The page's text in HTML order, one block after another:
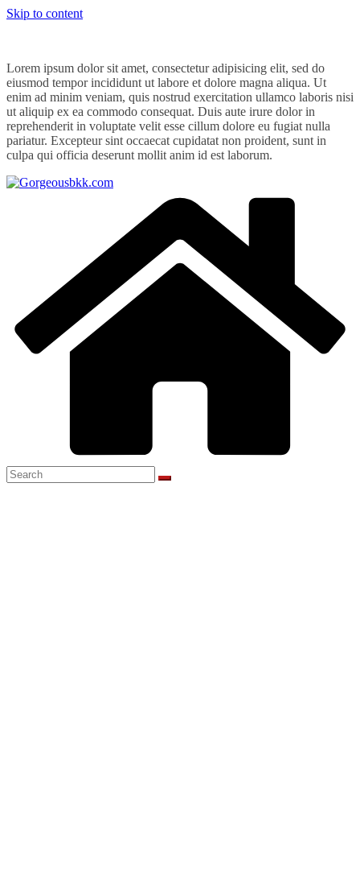
Skip to content
Lorem ipsum dolor sit amet, consectetur adipisicing elit, sed do
eiusmod tempor incididunt ut labore et dolore magna aliqua. Ut
enim ad minim veniam, quis nostrud exercitation ullamco laboris nisi
ut aliquip ex ea commodo consequat. Duis aute irure dolor in
reprehenderit in voluptate velit esse cillum dolore eu fugiat nulla
pariatur. Excepteur sint occaecat cupidatat non proident, sunt in
culpa qui officia deserunt mollit anim id est laborum.